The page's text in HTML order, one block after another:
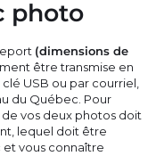
photo
(dimensions de
être transmise en
USB ou par courriel,
du Québec. Pour
vos deux photos doit
lequel doit être
vous connaître